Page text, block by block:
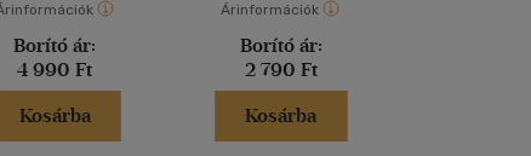
Borító ár:
4 990 Ft
Kosárba
Árinformációk
Borító ár:
2 790 Ft
Kosárba